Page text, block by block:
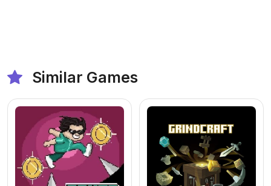
Similar Games